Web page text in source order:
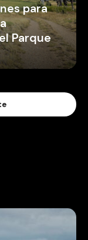
para
Parque